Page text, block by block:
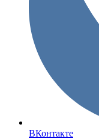
ВКонтакте